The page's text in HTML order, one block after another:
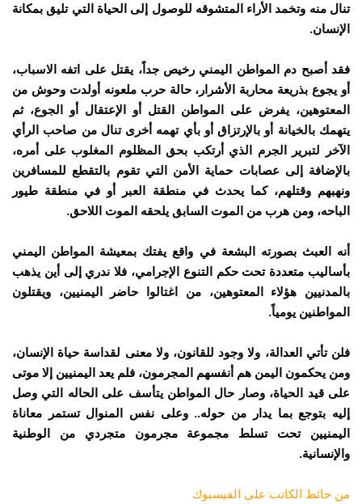
تنال منه وتخمد الأراء المتشوقه للوصول إلى الحياة التي تليق بمكانة
الإنسان.
فقد أصبح دم المواطن اليمني رخيص جداً، يقتل على اتفه الاسباب،
أو يجوع بذريعة محاربة الأشرار، حالة حرب ملعونه أولدت وحوش من
المعتوهين، يفرض على المواطن القتل أو الإعتقال أو الجوع، ثم
يتهمك بالخيانة أو بالإرتزاق أو بأي تهمه أخرى تنال من صاحب الرأي
الآخر لتبرير الجرم الذي أرتكب بحق المظلوم المغلوب على أمره،
بالإضافة إلى عصابات حماية الأمن التي تقوم بالتقطع للمسافرين
ونهبهم وقتلهم، كما يحدث في منطقة العبر أو في منطقة طيور
الباحه، ومن هرب من الموت السابق يلحقه الموت اللاحق.
أنه العبث بصورته البشعة في واقع يفتك بمعيشة المواطن اليمني
بأساليب متعددة تحت حكم التنوع الإجرامي، فلا ندري إلى أين يذهب
بالمدنيين هؤلاء المعتوهين، من اغتالوا حاضر اليمنيين، ويقتلون
المواطنين يومياً.
فلن تأتي العدالة، ولا وجود للقانون، ولا معنى لقداسة حياة الإنسان،
ومن يحكمون اليمن هم أنفسهم المجرمون، فلم يعد اليمنيين إلا موتى
على قيد الحياة، وصار حال المواطن يتأسف على الحاله التي وصل
إليه بتوجع بما يدار من حوله.. وعلى نفس المنوال تستمر معاناة
اليمنيين تحت تسلط مجموعة مجرمون متجردي من الوطنية
والإنسانية.
من حائط الكاتب على الفيسبوك